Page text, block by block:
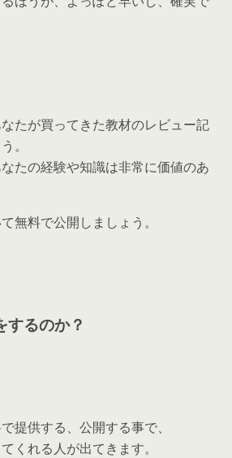
たが買ってきた教材のレビュー記
。
たの経験や知識は非常に価値のあ
無料で公開しましょう。
するのか？
提供する、公開する事で、
くれる人が出てきます。